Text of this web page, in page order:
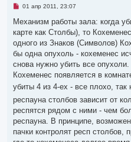
Н
п
о
ч
и
т
а
н
о
е
с
о
б
е
01 апр 2011, 23:07
Механизм работы зала: когда
карте как Столбы), то
одного из Знаков (Символов)
бы одна опухоль - кохеменес
снова нужно убить все
Кохеменес появляется в
убиты 4 из 4-ех - все плохо, так
респауна столбов зависит от
респятся рядом с ними - чем
респауна. В принципе,
пачки контролят респ столбов,